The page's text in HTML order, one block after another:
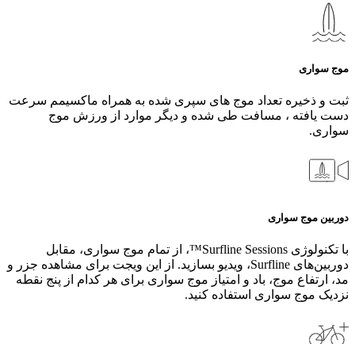
موج سواری
ثبت و ذخیره تعداد موج های سپری شده به همراه ماکسیمم سرعت
دست یافته ، مسافت طی شده و دیگر موارد از ورزش موج
سواری.
دوربین موج سواری
با تکنولوژی Surfline Sessions™، از تمام موج‌ سواری، مقابل
دوربین‌های Surfline، ویدیو بسازید. از این ویجت برای مشاهده جزر و
مد، ارتفاع موج، باد و امتیاز موج سواری برای هر کدام از پنج نقطه
نزدیک موج سواری استفاده کنید.